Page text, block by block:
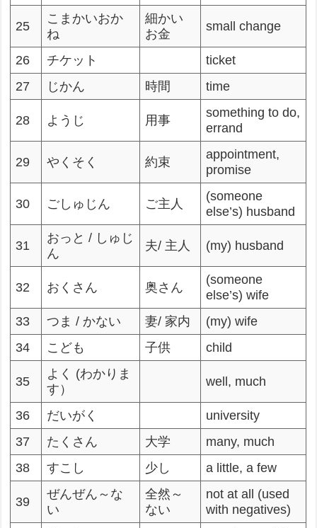
25
こまかいおか
ね
細かい
お金
small change
26 チケット
ticket
27
じかん 時間 time
28 ようじ 用事
something to do,
errand
29 やくそく 約束
appointment,
promise
30 ごしゅじん ご主人
(someone
else’s) husband
31
おっと / しゅじ
ん
夫/ 主人 (my) husband
32 おくさん 奥さん
(someone
else’s) wife
33
つま / かない 妻/ 家内
(my) wife
34
こども 子供 child
35
よく (わかりま
す）
well, much
36 だいがく
university
37
たくさん 大学
many, much
38
すこし 少し a little, a few
39
ぜんぜん～な
い
全然～
ない
not at all (used
with negatives)